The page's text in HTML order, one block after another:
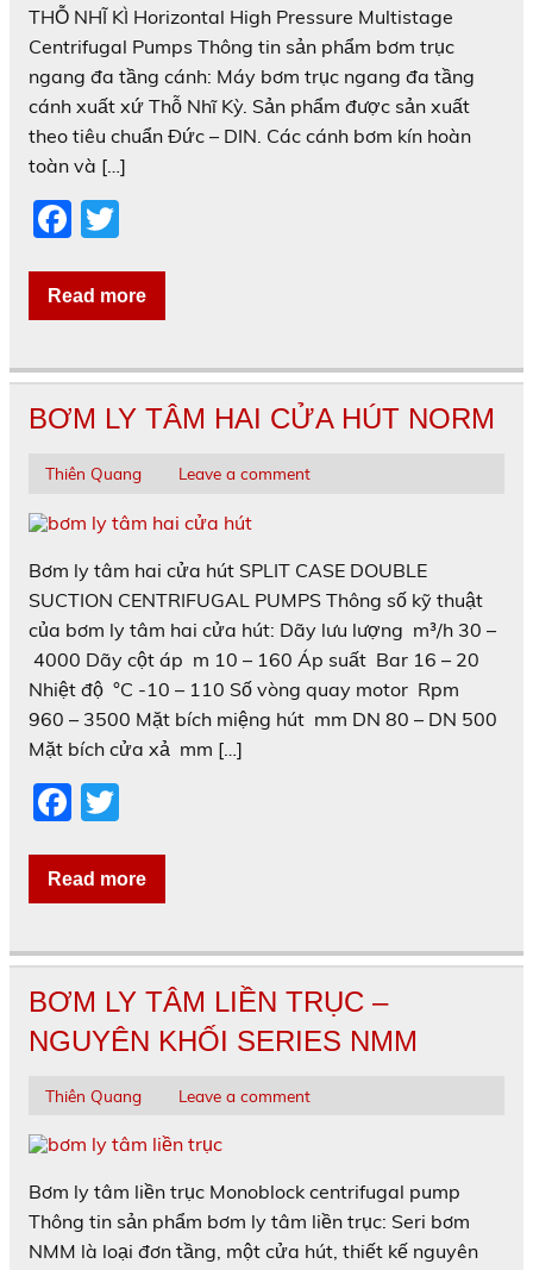
THỖ NHĨ KÌ Horizontal High Pressure Multistage
Centrifugal Pumps Thông tin sản phẩm bơm trục
ngang đa tầng cánh: Máy bơm trục ngang đa tầng
cánh xuất xứ Thỗ Nhĩ Kỳ. Sản phẩm được sản xuất
theo tiêu chuẩn Đức – DIN. Các cánh bơm kín hoàn
toàn và […]
F
c
e
b
o
k
itt
er
Read more
BƠM LY TÂM HAI CỬA HÚT NORM
Thiên Quang Leave a comment
Bơm ly tâm hai cửa hút SPLIT CASE DOUBLE
SUCTION CENTRIFUGAL PUMPS Thông số kỹ thuật
của bơm ly tâm hai cửa hút: Dãy lưu lượng m³/h 30 –
4000 Dãy cột áp m 10 – 160 Áp suất Bar 16 – 20
Nhiệt độ °C -10 – 110 Số vòng quay motor Rpm
960 – 3500 Mặt bích miệng hút mm DN 80 – DN 500
Mặt bích cửa xả mm […]
F
c
e
b
o
o
itt
er
Read more
BƠM LY TÂM LIỀN TRỤC –
NGUYÊN KHỐI SERIES NMM
Thiên Quang Leave a comment
Bơm ly tâm liền trục Monoblock centrifugal pump
Thông tin sản phẩm bơm ly tâm liền trục: Seri bơm
NMM là loại đơn tầng, một cửa hút, thiết kế nguyên